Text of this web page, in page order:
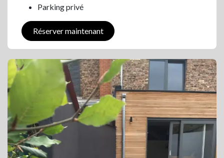
Parking privé
Réserver maintenant